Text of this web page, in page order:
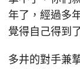
年了，經過多
覺得自己得到
多井的對手兼